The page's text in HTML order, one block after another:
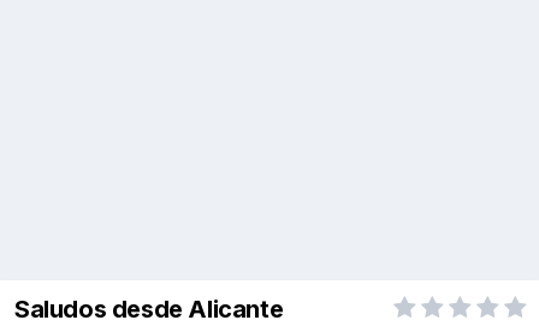
Saludos desde Alicante